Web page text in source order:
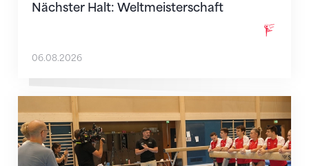
Nächster Halt: Weltmeisterschaft
06.08.2026
Mit klaren Zielen nach Zagreb